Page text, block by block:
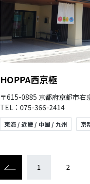
HOPPA西京極
〒615-0885 京都府京都市右
TEL：075-366-2414
東海 / 近畿 / 中国 / 九州 京
1 2